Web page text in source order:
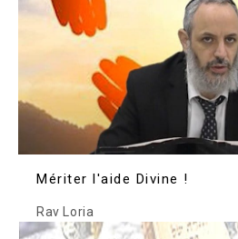
Mériter l'aide Divine !
Rav Loria